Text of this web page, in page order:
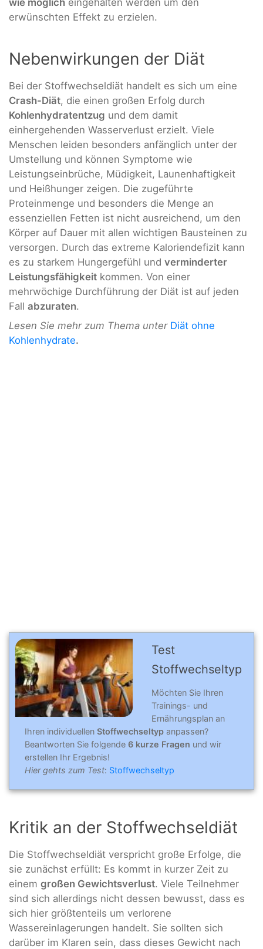
wie möglich eingehalten werden um den
erwünschten Effekt zu erzielen.
Nebenwirkungen der Diät
Bei der Stoffwechseldiät handelt es sich um eine
Crash-Diät, die einen großen Erfolg durch
Kohlenhydratentzug und dem damit
einhergehenden Wasserverlust erzielt. Viele
Menschen leiden besonders anfänglich unter der
Umstellung und können Symptome wie
Leistungseinbrüche, Müdigkeit, Launenhaftigkeit
und Heißhunger zeigen. Die zugeführte
Proteinmenge und besonders die Menge an
essenziellen Fetten ist nicht ausreichend, um den
Körper auf Dauer mit allen wichtigen Bausteinen zu
versorgen. Durch das extreme Kaloriendefizit kann
es zu starkem Hungergefühl und verminderter
Leistungsfähigkeit kommen. Von einer
mehrwöchige Durchführung der Diät ist auf jeden
Fall abzuraten.
Lesen Sie mehr zum Thema unter Diät ohne
Kohlenhydrate.
Test
Stoffwechseltyp
Möchten Sie Ihren
Trainings- und
Ernährungsplan an
Ihren individuellen Stoffwechseltyp anpassen?
Beantworten Sie folgende 6 kurze Fragen und wir
erstellen Ihr Ergebnis!
Hier gehts zum Test: Stoffwechseltyp
Kritik an der Stoffwechseldiät
Die Stoffwechseldiät verspricht große Erfolge, die
sie zunächst erfüllt: Es kommt in kurzer Zeit zu
einem großen Gewichtsverlust. Viele Teilnehmer
sind sich allerdings nicht dessen bewusst, dass es
sich hier größtenteils um verlorene
Wassereinlagerungen handelt. Sie sollten sich
darüber im Klaren sein, dass dieses Gewicht nach